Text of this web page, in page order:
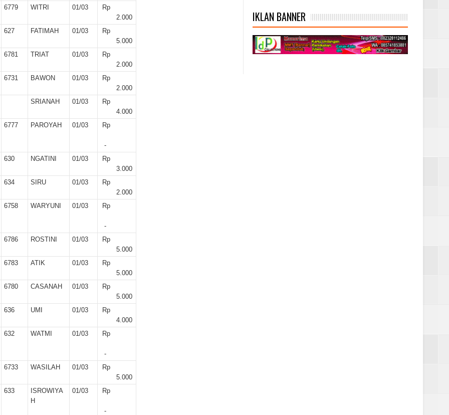
I 2025
2025
6779 WITRI 01/03
Rp
2.000
627 FATIMAH 01/03
Rp
5.000
6781 TRIAT 01/03
Rp
2.000
6731 BAWON 01/03
Rp
2.000
SRIANAH 01/03
Rp
4.000
6777 PAROYAH 01/03 Rp
-
630 NGATINI 01/03
Rp
3.000
634 SIRU 01/03
Rp
2.000
6758 WARYUNI 01/03 Rp
-
6786 ROSTINI 01/03
Rp
5.000
6783 ATIK 01/03
Rp
5.000
6780 CASANAH 01/03
Rp
5.000
636 UMI 01/03
Rp
4.000
632 WATMI 01/03 Rp
-
6733 WASILAH 01/03
Rp
5.000
633
ISROWIYA
H
01/03 Rp
-
IKLAN BANNER